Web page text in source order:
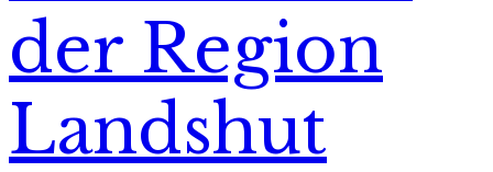
der Region
Landshut